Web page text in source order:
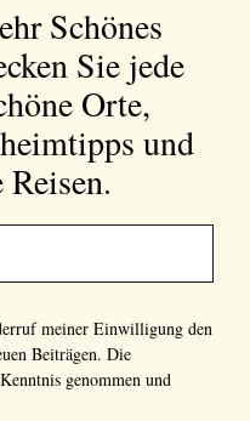
Schönes
Sie jede
Orte,
und
meiner Einwilligung den
Beiträgen. Die
genommen und